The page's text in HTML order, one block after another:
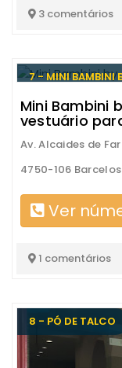
3 comentários
7 - MINI BAMBINI
Mini Bambini
vestuário
Av. Alcaides de
4750-106 Barcelos
Ver
1 comentários
8 - PÓ DE TALCO